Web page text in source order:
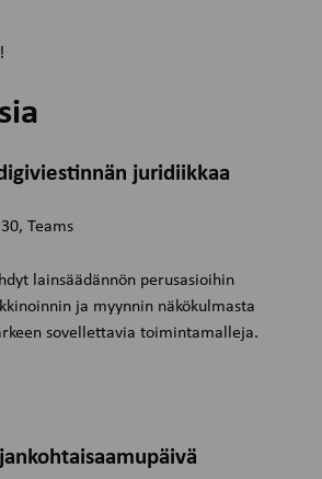
juridiikkaa
Teams
lainsäädännön perusasioihin
ja myynnin näkökulmasta
sovellettavia toimintamalleja.